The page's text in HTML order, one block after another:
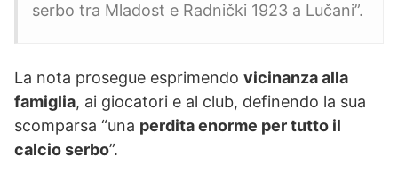
serbo tra Mladost e Radnički 1923 a Lučani”.
La nota prosegue esprimendo vicinanza alla
famiglia, ai giocatori e al club, definendo la sua
scomparsa “una perdita enorme per tutto il
calcio serbo”.